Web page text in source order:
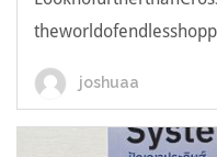
joshuaa